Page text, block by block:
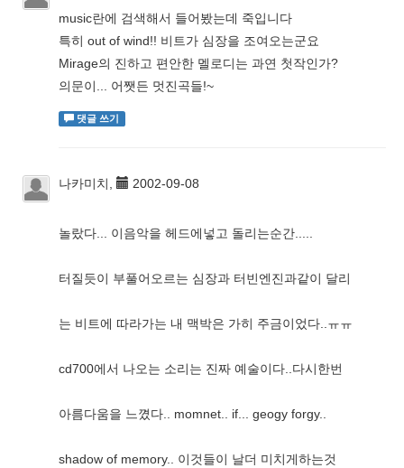
music란에 검색해서 들어봤는데 죽입니다
특히 out of wind!! 비트가 심장을 조여오는군요
Mirage의 진하고 편안한 멜로디는 과연 첫작인가?
의문이... 어쨋든 멋진곡들!~
댓글 쓰기
나카미치, 2002-09-08
놀랐다... 이음악을 헤드에넣고 돌리는순간.....
터질듯이 부풀어오르는 심장과 터빈엔진과같이 달리
는 비트에 따라가는 내 맥박은 가히 주금이었다..ㅠㅠ
cd700에서 나오는 소리는 진짜 예술이다..다시한번
아름다움을 느꼈다.. momnet.. if... geogy forgy..
shadow of memory.. 이것들이 날더 미치게하는것